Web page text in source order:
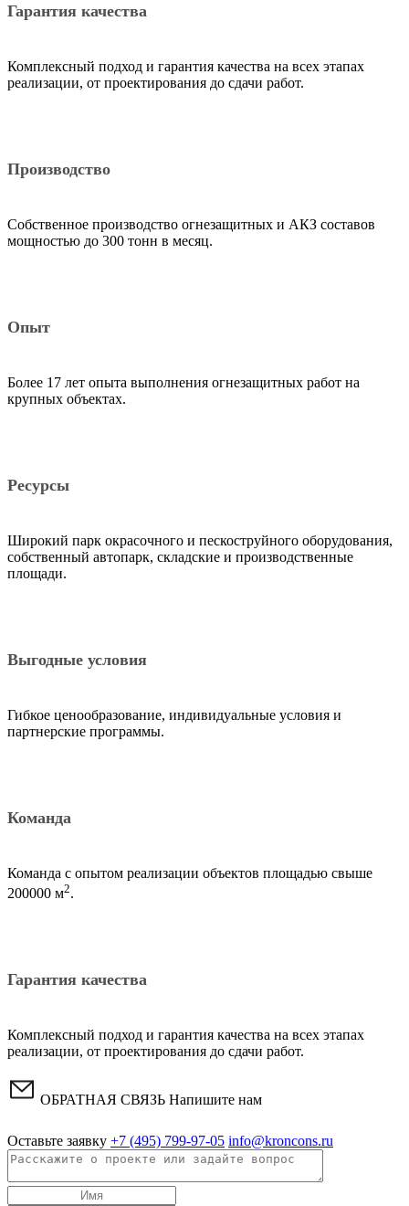
Гарантия качества
Комплексный подход и гарантия качества на всех этапах
реализации, от проектирования до сдачи работ.
Производство
Собственное производство огнезащитных и АКЗ составов
мощностью до 300 тонн в месяц.
Опыт
Более 17 лет опыта выполнения огнезащитных работ на
крупных объектах.
Ресурсы
Широкий парк окрасочного и пескоструйного оборудования,
собственный автопарк, складские и производственные
площади.
Выгодные условия
Гибкое ценообразование, индивидуальные условия и
партнерские программы.
Команда
Команда с опытом реализации объектов площадью свыше
200000 м2.
Гарантия качества
Комплексный подход и гарантия качества на всех этапах
реализации, от проектирования до сдачи работ.
ОБРАТНАЯ СВЯЗЬ Напишите нам
Оставьте заявку +7 (495) 799-97-05 info@kroncons.ru